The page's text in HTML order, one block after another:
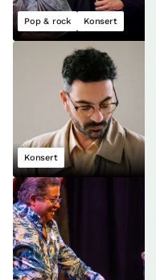
Pop & rock Konsert
Konsert